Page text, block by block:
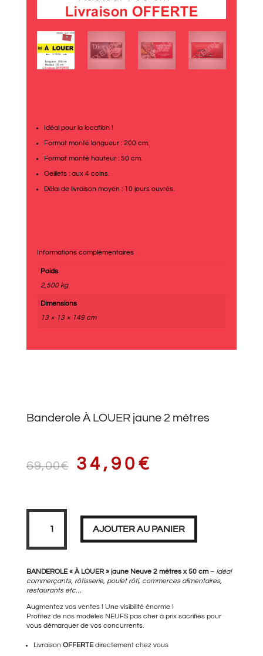
Idéal pour la location !
Format monté longueur : 200 cm.
Format monté hauteur : 50 cm.
Oeillets : aux 4 coins.
Délai de livraison moyen : 10 jours ouvrés.
Informations complémentaires
Poids
2,500 kg
Dimensions
13 × 13 × 149 cm
Banderole À LOUER jaune 2 mètres
69,00€ LE
PRIX
INITIAL
ÉTAIT :
34,90 €
PRIX
ACTUEL
EST :
quantité
Banderole
jaune
AJOUTER AU PANIER
BANDEROLE « À LOUER » jaune Neuve 2 mètres x 50 cm– Idéal
commerçants, rôtisserie, poulet rôti, commerces alimentaires,
restaurants etc…
Augmentez vos ventes ! Une visibilité énorme !
Profitez de nos modèles NEUFS pas cher à prix sacrifiés pour
vous démarquer de vos concurrents.
Livraison OFFERTEdirectement chez vous